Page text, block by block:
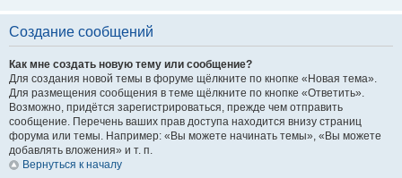
Создание сообщений
Как мне создать новую тему или сообщение?
Для создания новой темы в форуме щёлкните по кнопке «Новая тема».
Для размещения сообщения в теме щёлкните по кнопке «Ответить».
Возможно, придётся зарегистрироваться, прежде чем отправить
сообщение. Перечень ваших прав доступа находится внизу страниц
форума или темы. Например: «Вы можете начинать темы», «Вы можете
добавлять вложения» и т. п.
Вернуться к началу